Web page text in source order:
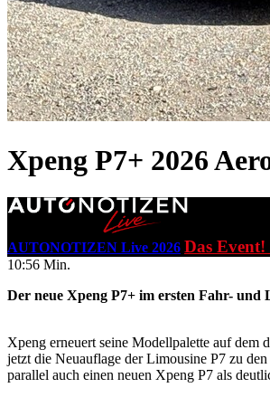
Xpeng P7+ 2026
AUTONOTIZEN Live 2026 Das
10:56 Min.
Der neue Xpeng P7+ im ersten Fahr- und
Xpeng erneuert seine Modellpalette auf
jetzt die Neuauflage der Limousine P7 zu
parallel auch einen neuen Xpeng P7 als